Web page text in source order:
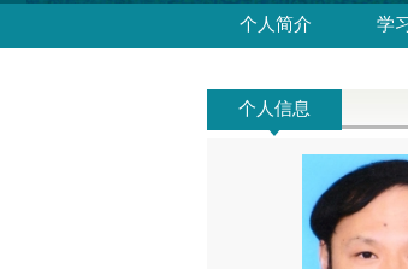
个人简介 学
个人信息